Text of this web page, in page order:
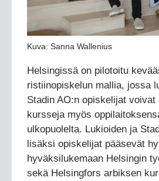
Kuva: Sanna Wallenius
Helsingissä on pilotoitu
ristiinopiskelun mallia, jossa
Stadin AO:n opiskelijat voivat
kursseja myös
ulkopuolelta. Lukioiden ja
lisäksi opiskelijat pääsevät
hyväksilukemaan Helsingin
sekä Helsingfors arbiksen